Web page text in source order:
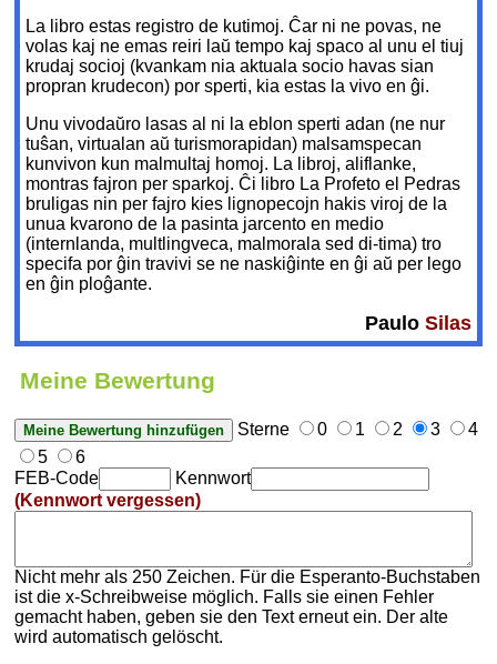
La libro estas registro de kutimoj. Ĉar ni ne povas, ne
volas kaj ne emas reiri laŭ tempo kaj spaco al unu el tiuj
krudaj socioj (kvankam nia aktuala socio havas sian
propran krudecon) por sperti, kia estas la vivo en ĝi.
Unu vivodaŭro lasas al ni la eblon sperti adan (ne nur
tuŝan, virtualan aŭ turismorapidan) malsamspecan
kunvivon kun malmultaj homoj. La libroj, aliflanke,
montras fajron per sparkoj. Ĉi libro La Profeto el Pedras
bruligas nin per fajro kies lignopecojn hakis viroj de la
unua kvarono de la pasinta jarcento en medio
(internlanda, multlingveca, malmorala sed di-tima) tro
specifa por ĝin travivi se ne naskiĝinte en ĝi aŭ per lego
en ĝin ploĝante.
Paulo Silas
Meine Bewertung
Sterne 0 1 2 3
4
5
6
FEB-Code
Kennwort
(Kennwort vergessen)
Nicht mehr als 250 Zeichen. Für die Esperanto-Buchstaben
ist die x-Schreibweise möglich. Falls sie einen Fehler
gemacht haben, geben sie den Text erneut ein. Der alte
wird automatisch gelöscht.